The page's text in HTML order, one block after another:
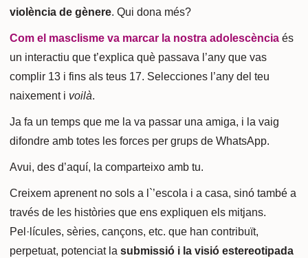
violència de gènere. Qui dona més?
Com el masclisme va marcar la nostra adolescència és
un interactiu que t’explica què passava l’any que vas
complir 13 i fins als teus 17. Selecciones l’any del teu
naixement i voilà.
Ja fa un temps que me la va passar una amiga, i la vaig
difondre amb totes les forces per grups de WhatsApp.
Avui, des d’aquí, la comparteixo amb tu.
Creixem aprenent no sols a l`’escola i a casa, sinó també a
través de les històries que ens expliquen els mitjans.
Pel·lícules, sèries, cançons, etc. que han contribuït,
perpetuat, potenciat la submissió i la visió estereotipada